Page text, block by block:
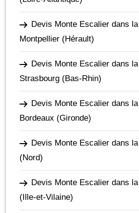
Devis Monte Escalier dans
Montpellier (Hérault)
Devis Monte Escalier dans
Strasbourg (Bas-Rhin)
Devis Monte Escalier dans
Bordeaux (Gironde)
Devis Monte Escalier dans
(Nord)
Devis Monte Escalier dans
(Ille-et-Vilaine)